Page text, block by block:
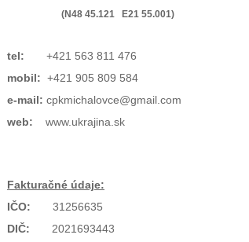
(N48 45.121 E21 55.001)
tel: +421 563 811 476
mobil: +421 905 809 584
e-mail: cpkmichalovce@gmail.com
web: www.ukrajina.sk
Fakturačné údaje:
IČO: 31256635
DIČ: 2021693443